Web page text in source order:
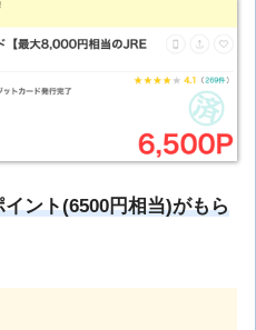
ント(6500円相当)がもら